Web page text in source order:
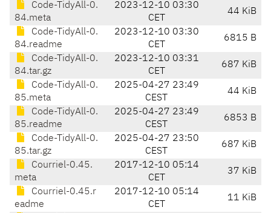
Code-TidyAll-0.
84.meta
2023-12-10 03:30
CET
44 KiB
Code-TidyAll-0.
84.readme
2023-12-10 03:30
CET
6815 B
Code-TidyAll-0.
84.tar.gz
2023-12-10 03:31
CET
687 KiB
Code-TidyAll-0.
85.meta
2025-04-27 23:49
CEST
44 KiB
Code-TidyAll-0.
85.readme
2025-04-27 23:49
CEST
6853 B
Code-TidyAll-0.
85.tar.gz
2025-04-27 23:50
CEST
687 KiB
Courriel-0.45.
meta
2017-12-10 05:14
CET
37 KiB
Courriel-0.45.r
eadme
2017-12-10 05:14
CET
11 KiB